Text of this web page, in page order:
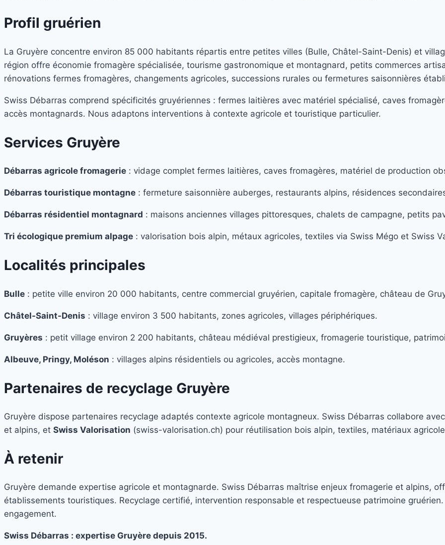
Profil gruérien
La Gruyère concentre environ 85 000 habitants répartis entre petites villes (Bulle, Châtel-Saint-Denis) et
région offre économie fromagère spécialisée, tourisme gastronomique et montagnard, petits commerces
rénovations fermes fromagères, changements agricoles, successions rurales ou fermetures saisonnières
Swiss Débarras comprend spécificités gruyériennes : fermes laitières avec matériel spécialisé, caves
accès montagnards. Nous adaptons interventions à contexte agricole et touristique particulier.
Services Gruyère
Débarras agricole fromagerie : vidage complet fermes laitières, caves fromagères, matériel de production
Débarras touristique montagne : fermeture saisonnière auberges, restaurants alpins, résidences
Débarras résidentiel montagnard : maisons anciennes villages pittoresques, chalets de campagne, petits
Tri écologique premium alpage : valorisation bois alpin, métaux agricoles, textiles via Swiss Mégo et Swiss
Localités principales
Bulle : petite ville environ 20 000 habitants, centre commercial gruyérien, capitale fromagère, château de
Châtel-Saint-Denis : village environ 3 500 habitants, zones agricoles, villages périphériques.
Gruyères : petit village environ 2 200 habitants, château médiéval prestigieux, fromagerie touristique,
Albeuve, Pringy, Moléson : villages alpins résidentiels ou agricoles, accès montagne.
Partenaires de recyclage Gruyère
Gruyère dispose partenaires recyclage adaptés contexte agricole montagneux. Swiss Débarras collabore avec
et alpins, et Swiss Valorisation (swiss-valorisation.ch) pour réutilisation bois alpin, textiles, matériaux
À retenir
Gruyère demande expertise agricole et montagnarde. Swiss Débarras maîtrise enjeux fromagerie et alpins,
établissements touristiques. Recyclage certifié, intervention responsable et respectueuse patrimoine
engagement.
Swiss Débarras : expertise Gruyère depuis 2015.